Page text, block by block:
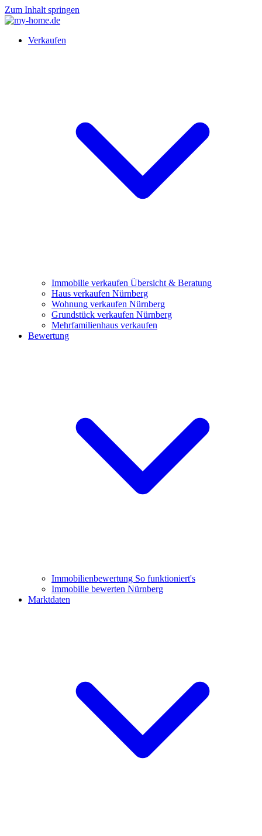
Zum Inhalt springen
Verkaufen
Immobilie verkaufen Übersicht & Beratung
Haus verkaufen Nürnberg
Wohnung verkaufen Nürnberg
Grundstück verkaufen Nürnberg
Mehrfamilienhaus verkaufen
Bewertung
Immobilienbewertung So funktioniert's
Immobilie bewerten Nürnberg
Marktdaten